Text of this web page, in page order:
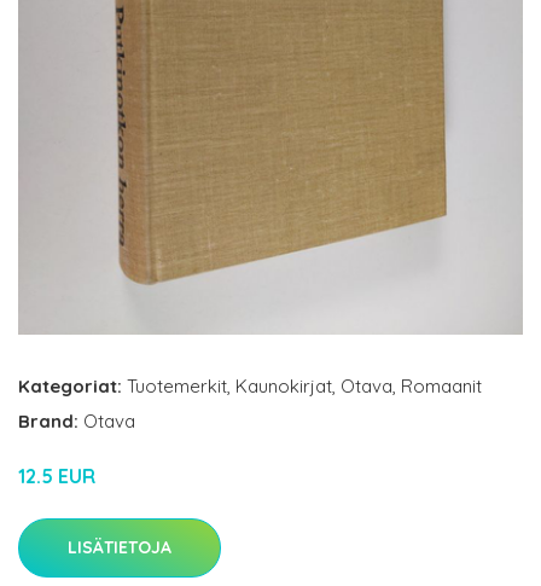
Kategoriat: Tuotemerkit, Kaunokirjat, Otava, Romaanit
Brand: Otava
12.5 EUR
LISÄTIETOJA